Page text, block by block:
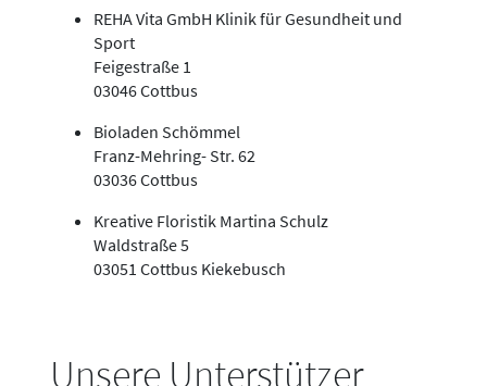
REHA Vita GmbH Klinik für Gesundheit und
Sport
Feigestraße 1
03046 Cottbus
Bioladen Schömmel
Franz-Mehring- Str. 62
03036 Cottbus
Kreative Floristik Martina Schulz
Waldstraße 5
03051 Cottbus Kiekebusch
Unsere Unterstützer